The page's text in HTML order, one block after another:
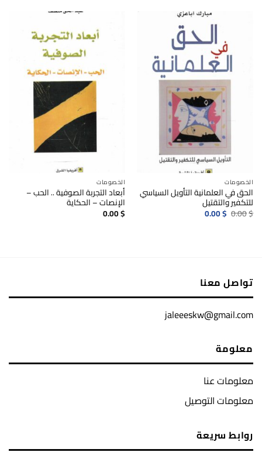
الخصومات
الحق في العلمانية التأويل السياسي
للتكفير والتقتيل
0.00$ السعر
الأصلي
0.00$ السعر
الحالي
الخصومات
أبعاد التجربة الصوفية .. الحب –
الإنصات – الحكاية
0.00$
تواصل معنا
jaleeeskw@gmail.com
معلومة
معلومات عنا
معلومات التوصيل
روابط سريعة